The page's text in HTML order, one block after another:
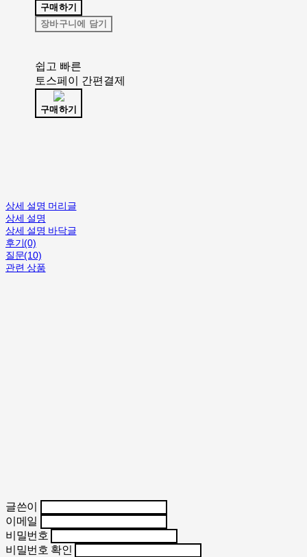
구매하기
장바구니에 담기
쉽고 빠른
토스페이 간편결제
구매하기
상세 설명 머리글
상세 설명
상세 설명 바닥글
후기(0)
질문(10)
관련 상품
글쓴이
이메일
비밀번호
비밀번호 확인